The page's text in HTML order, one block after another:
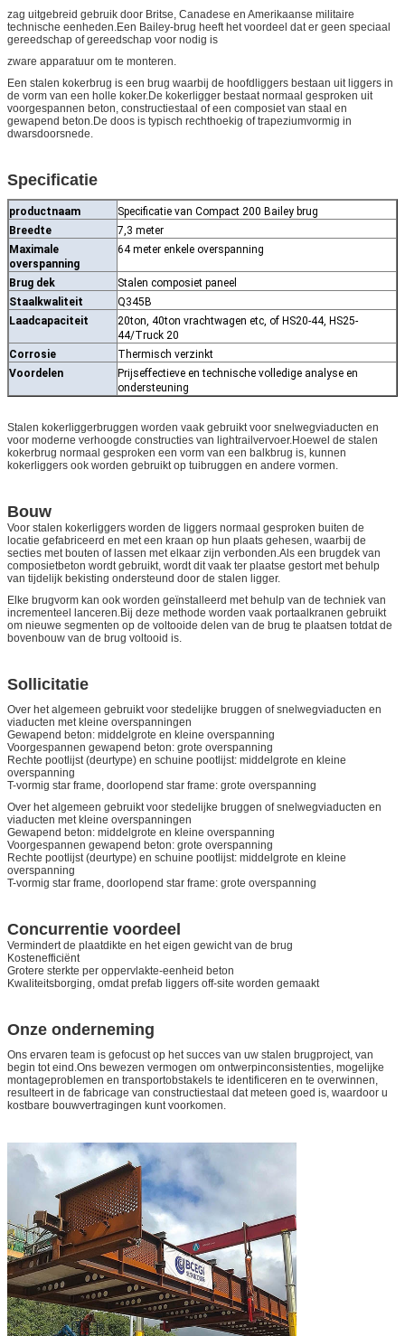
zag uitgebreid gebruik door Britse, Canadese en Amerikaanse militaire
technische eenheden.Een Bailey-brug heeft het voordeel dat er geen speciaal
gereedschap of gereedschap voor nodig is
zware apparatuur om te monteren.
Een stalen kokerbrug is een brug waarbij de hoofdliggers bestaan ​​uit liggers in
de vorm van een holle koker.De kokerligger bestaat normaal gesproken uit
voorgespannen beton, constructiestaal of een composiet van staal en
gewapend beton.De doos is typisch rechthoekig of trapeziumvormig in
dwarsdoorsnede.
Specificatie
productnaam
Specificatie van Compact 200 Bailey brug
Breedte
7,3 meter
Maximale
overspanning
64 meter enkele overspanning
Brug dek
Stalen composiet paneel
Staalkwaliteit
Q345B
Laadcapaciteit
20ton, 40ton vrachtwagen etc, of HS20-44, HS25-
44/Truck 20
Corrosie
Thermisch verzinkt
Voordelen
Prijseffectieve en technische volledige analyse en
ondersteuning
Stalen kokerliggerbruggen worden vaak gebruikt voor snelwegviaducten en
voor moderne verhoogde constructies van lightrailvervoer.Hoewel de stalen
kokerbrug normaal gesproken een vorm van een balkbrug is, kunnen
kokerliggers ook worden gebruikt op tuibruggen en andere vormen.
Bouw
Voor stalen kokerliggers worden de liggers normaal gesproken buiten de
locatie gefabriceerd en met een kraan op hun plaats gehesen, waarbij de
secties met bouten of lassen met elkaar zijn verbonden.Als een brugdek van
composietbeton wordt gebruikt, wordt dit vaak ter plaatse gestort met behulp
van tijdelijk bekisting ondersteund door de stalen ligger.
Elke brugvorm kan ook worden geïnstalleerd met behulp van de techniek van
incrementeel lanceren.Bij deze methode worden vaak portaalkranen gebruikt
om nieuwe segmenten op de voltooide delen van de brug te plaatsen totdat de
bovenbouw van de brug voltooid is.
Sollicitatie
Over het algemeen gebruikt voor stedelijke bruggen of snelwegviaducten en
viaducten met kleine overspanningen
Gewapend beton: middelgrote en kleine overspanning
Voorgespannen gewapend beton: grote overspanning
Rechte pootlijst (deurtype) en schuine pootlijst: middelgrote en kleine
overspanning
T-vormig star frame, doorlopend star frame: grote overspanning
Over het algemeen gebruikt voor stedelijke bruggen of snelwegviaducten en
viaducten met kleine overspanningen
Gewapend beton: middelgrote en kleine overspanning
Voorgespannen gewapend beton: grote overspanning
Rechte pootlijst (deurtype) en schuine pootlijst: middelgrote en kleine
overspanning
T-vormig star frame, doorlopend star frame: grote overspanning
Concurrentie voordeel
Vermindert de plaatdikte en het eigen gewicht van de brug
Kostenefficiënt
Grotere sterkte per oppervlakte-eenheid beton
Kwaliteitsborging, omdat prefab liggers off-site worden gemaakt
Onze onderneming
Ons ervaren team is gefocust op het succes van uw stalen brugproject, van
begin tot eind.Ons bewezen vermogen om ontwerpinconsistenties, mogelijke
montageproblemen en transportobstakels te identificeren en te overwinnen,
resulteert in de fabricage van constructiestaal dat meteen goed is, waardoor u
kostbare bouwvertragingen kunt voorkomen.